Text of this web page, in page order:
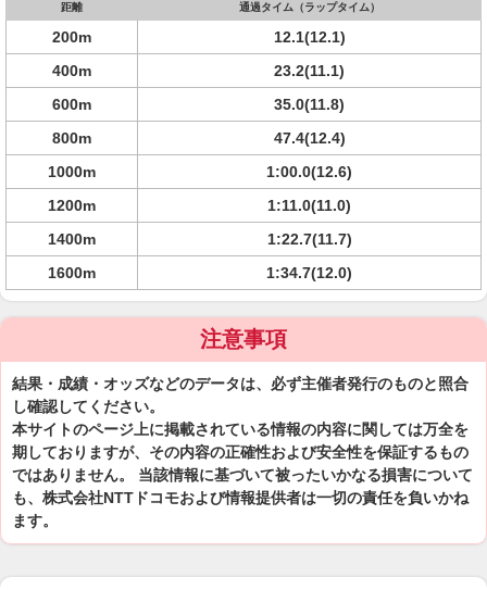
距離 通過タイム（ラップタイム）
200m
12.1(12.1)
400m
23.2(11.1)
600m
35.0(11.8)
800m
47.4(12.4)
1000m
1:00.0(12.6)
1200m
1:11.0(11.0)
1400m
1:22.7(11.7)
1600m
1:34.7(12.0)
注意事項
結果・成績・オッズなどのデータは、必ず主催者発行のものと照合
し確認してください。
本サイトのページ上に掲載されている情報の内容に関しては万全を
期しておりますが、その内容の正確性および安全性を保証するもの
ではありません。 当該情報に基づいて被ったいかなる損害について
も、株式会社NTTドコモおよび情報提供者は一切の責任を負いかね
ます。